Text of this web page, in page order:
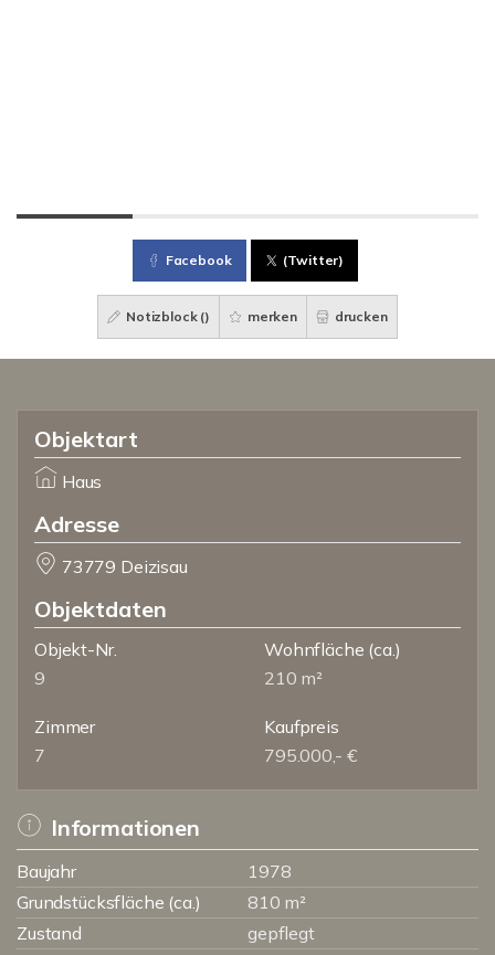
Facebook (Twitter)
Notizblock () merken drucken
Objektart
Haus
Adresse
73779 Deizisau
Objektdaten
Objekt-Nr.
9
Wohnfläche (ca.)
210 m²
Zimmer
7
Kaufpreis
795.000,- €
Informationen
Baujahr
1978
Grundstücksfläche (ca.)
810 m²
Zustand
gepflegt